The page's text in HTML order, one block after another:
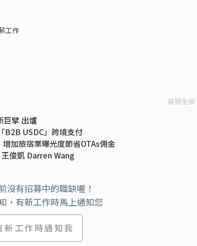
工作
展開全部
巨擘 出爐
B2B USDC」跨境支付
加旅宿業曝光度節省OTAs佣金
俊凱 Darren Wang
區塊鏈顛覆跨境交易，龐大野心如何達成？
沒有招募中的職缺喔！
，有新工作時馬上通知您
新工作時通知我